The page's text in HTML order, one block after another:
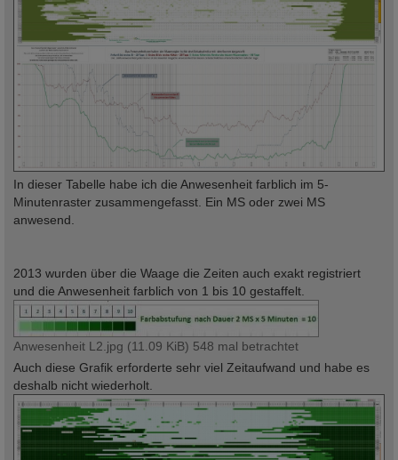
In dieser Tabelle habe ich die Anwesenheit farblich im 5-
Minutenraster zusammengefasst. Ein MS oder zwei MS
anwesend.
2013 wurden über die Waage die Zeiten auch exakt registriert
und die Anwesenheit farblich von 1 bis 10 gestaffelt.
Anwesenheit L2.jpg (11.09 KiB) 548 mal betrachtet
Auch diese Grafik erforderte sehr viel Zeitaufwand und habe es
deshalb nicht wiederholt.